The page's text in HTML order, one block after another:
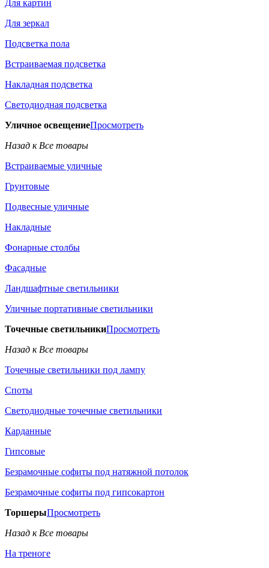
Для картин
Для зеркал
Подсветка пола
Встраиваемая подсветка
Накладная подсветка
Светодиодная подсветка
Уличное освещениеПросмотреть
Назад к Все товары
Встраиваемые уличные
Грунтовые
Подвесные уличные
Накладные
Фонарные столбы
Фасадные
Ландшафтные светильники
Уличные портативные светильники
Точечные светильникиПросмотреть
Назад к Все товары
Точечные светильники под лампу
Споты
Светодиодные точечные светильники
Карданные
Гипсовые
Безрамочные софиты под натяжной потолок
Безрамочные софиты под гипсокартон
ТоршерыПросмотреть
Назад к Все товары
На треноге